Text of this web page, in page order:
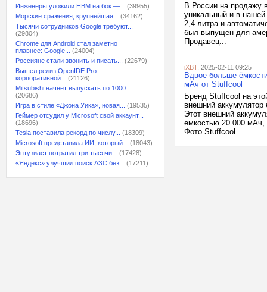
Инженеры уложили HBM на бок —...
(39955)
Морские сражения, крупнейшая...
(34162)
Тысячи сотрудников Google требуют...
(29804)
Chrome для Android стал заметно
плавнее: Google...
(24004)
Россияне стали звонить и писать...
(22679)
Вышел релиз OpenIDE Pro —
корпоративной...
(21126)
Mitsubishi начнёт выпускать по 1000...
(20686)
Игра в стиле «Джона Уика», новая...
(19535)
Геймер отсудил у Microsoft свой аккаунт...
(18696)
Tesla поставила рекорд по числу...
(18309)
Microsoft представила ИИ, который...
(18043)
Энтузиаст потратил три тысячи...
(17428)
«Яндекс» улучшил поиск АЗС без...
(17211)
В России на продажу
уникальный и в
2,4 литра и
был выпущен для
Продавец...
iXBT, 2025-02-11 09:25
Вдвое больше
мАч от Stuffcool
Бренд Stuffcool на
внешний аккумулятор
Этот внешний
емкостью 20 000 мАч,
Фото Stuffcool...